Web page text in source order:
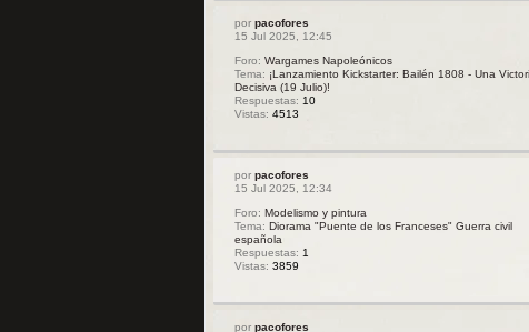
por pacofores
15 Jul 2025, 12:45
Foro: Wargames Napoleónicos
Tema: ¡Lanzamiento Kickstarter: Bailén 1808 - Una
Decisiva (19 Julio)!
Respuestas: 10
Vistas: 4513
por pacofores
15 Jul 2025, 12:34
Foro: Modelismo y pintura
Tema: Diorama "Puente de los Franceses" Guerra civil
española
Respuestas: 1
Vistas: 3859
por pacofores